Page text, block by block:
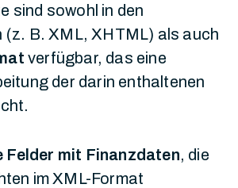
sind sowohl in den
(z. B. XML, XHTML) als auch
verfügbar, das eine
der darin enthaltenen
Felder mit Finanzdaten, die
im XML-Format